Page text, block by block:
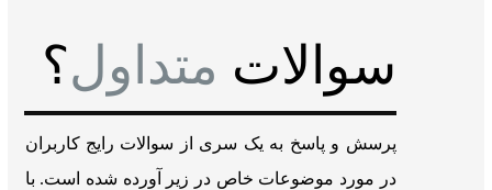
سوالات متداول؟
پرسش و پاسخ به یک سری از سوالات رایج کاربران
در مورد موضوعات خاص در زیر آورده شده است. با